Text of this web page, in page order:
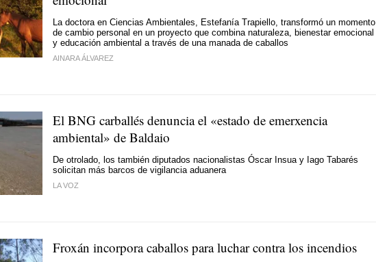
La doctora en Ciencias Ambientales, Estefanía Trapiello, transformó un momento
de cambio personal en un proyecto que combina naturaleza, bienestar emocional
y educación ambiental a través de una manada de caballos
AINARA ÁLVAREZ
El BNG carballés denuncia el «estado de emerxencia
ambiental» de Baldaio
De otrolado, los también diputados nacionalistas Óscar Insua y Iago Tabarés
solicitan más barcos de vigilancia aduanera
LA VOZ
Froxán incorpora caballos para luchar contra los incendios